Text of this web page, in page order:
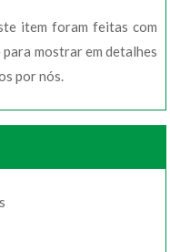
item foram feitas com
mostrar em detalhes
por nós.